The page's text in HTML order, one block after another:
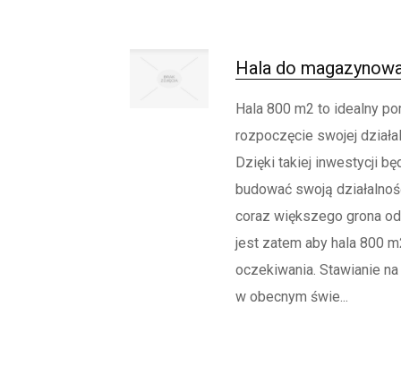
Hala do
Hala 800 m2 to idealny
rozpoczęcie swojej
Dzięki takiej inwestycji
budować swoją
coraz większego grona
jest zatem aby hala 800
oczekiwania. Stawianie
w obecnym świe...